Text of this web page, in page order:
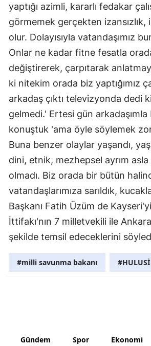
yaptığı azimli, kararlı fedakar
görmemek gerçekten izansızlık,
olur. Dolayısıyla vatandaşımız
Onlar ne kadar fitne fesatla
değiştirerek, çarpıtarak
ki nitekim orada biz yaptığımız
arkadaş çıktı televizyonda dedi
gelmedi.' Ertesi gün
konuştuk 'ama öyle söylemek
Buna benzer olaylar yaşandı,
dini, etnik, mezhepsel ayrım
olmadı. Biz orada bir bütün
vatandaşlarımıza sarıldık,
Başkanı Fatih Üzüm de
İttifakı'nın 7 milletvekili ile
şekilde temsil edeceklerini
#milli savunma bakanı
Gündem Spor Ekonomi